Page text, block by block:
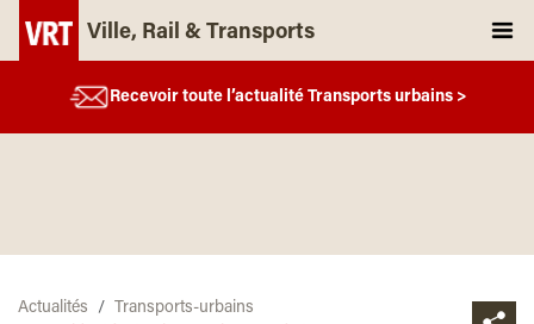
Ville, Rail & Transports
Recevoir toute l’actualité Transports urbains >
Actualités
Transports-urbains